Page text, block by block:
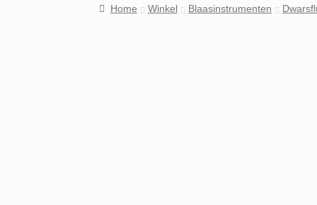
Home Winkel Blaasinstrumenten